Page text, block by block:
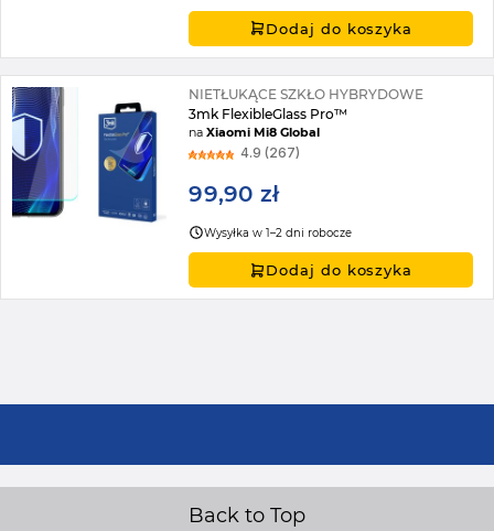
Dodaj do koszyka
NIETŁUKĄCE SZKŁO HYBRYDOWE
3mk FlexibleGlass Pro™
naXiaomi Mi8 Global
4.9 (267)
99,90 zł
Wysyłka w 1–2 dni robocze
Dodaj do koszyka
Back to Top